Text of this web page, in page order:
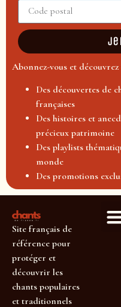
Je
Abonnez-vous et découvrez
Des découvertes de
françaises
Des histoires et
précieux patrimoine
Des playlists
monde
Des promotions
Site français de
référence pour
protéger et
découvrir les
chants populaires
et traditionnels